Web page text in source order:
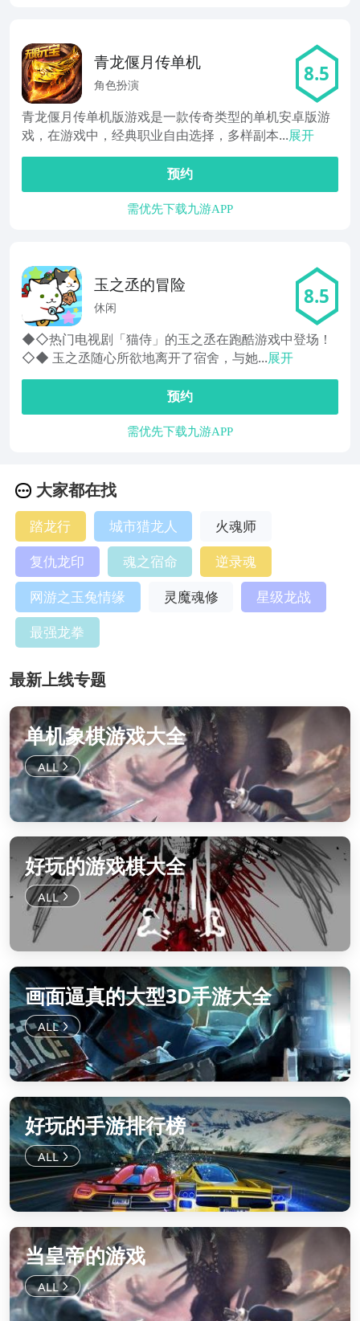
青龙偃月传单机
角色扮演 8.5
青龙偃月传单机版游戏是一款传奇类型的单机安卓版游
戏，在游戏中，经典职业自由选择，多样副本...展开
预约
需优先下载九游APP
玉之丞的冒险
休闲 8.5
◆◇热门电视剧「猫侍」的玉之丞在跑酷游戏中登场！
◇◆ 玉之丞随心所欲地离开了宿舍，与她...展开
预约
需优先下载九游APP
大家都在找
踏龙行 城市猎龙人
火魂师
复仇龙印
魂之宿命
逆录魂
网游之玉兔情缘
灵魔魂修
星级龙战
最强龙拳
最新上线专题
单机象棋游戏大全
好玩的游戏棋大全
画面逼真的大型3D手游大全
好玩的手游排行榜
当皇帝的游戏